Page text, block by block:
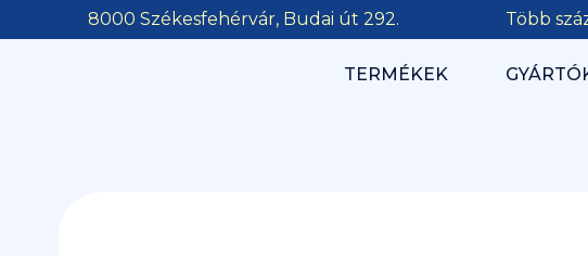
8000 Székesfehérvár, Budai út 292. Több
TERMÉKEK